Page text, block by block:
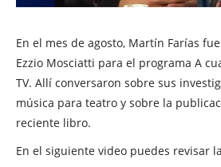
En el mes de agosto, Martín Farías
Ezzio Mosciatti para el programa A
TV. Allí conversaron sobre sus
música para teatro y sobre la
reciente libro.
En el siguiente video puedes revisar